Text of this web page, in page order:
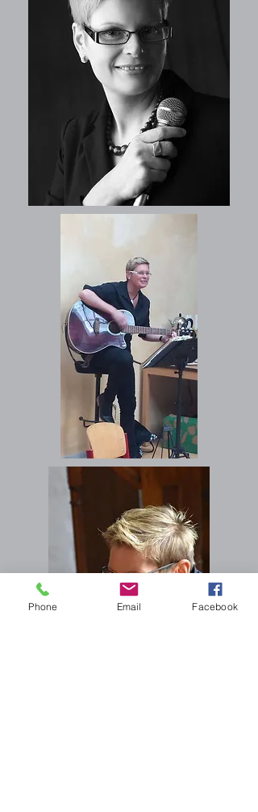
Phone Email Facebook